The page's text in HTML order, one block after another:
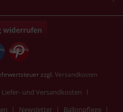
widerrufen
zzgl. Versandkosten
Liefer- und Versandkosten
Newsletter Ballonpflege